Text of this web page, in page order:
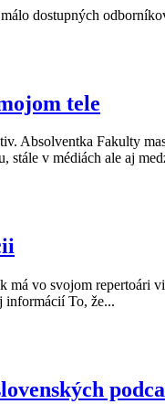
dostupných
tele
Absolventka Fakulty
stále v médiách ale aj
má vo svojom repertoári
informácií To, že...